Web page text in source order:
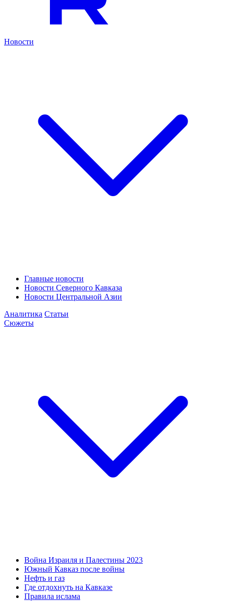
Новости
Главные новости
Новости Северного Кавказа
Новости Центральной Азии
Аналитика Статьи
Сюжеты
Война Израиля и Палестины 2023
Южный Кавказ после войны
Нефть и газ
Где отдохнуть на Кавказе
Правила ислама